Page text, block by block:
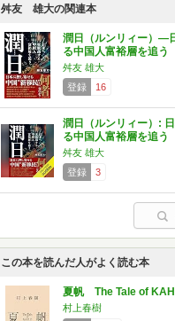
舛友 雄大の関連本
潤日（ルンリィー）―
る中国人富裕層を追う
舛友 雄大
登録
16
潤日（ルンリィー）:
る中国人富裕層を追う
舛友 雄大
登録
3
この本を読んだ人がよく読む本
夏帆 The Tale of
村上春樹